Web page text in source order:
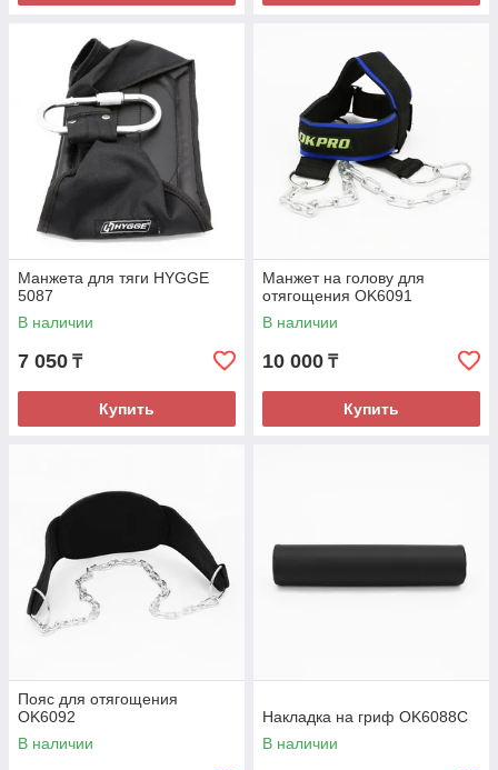
Манжета для тяги HYGGE
5087
В наличии
7 050 ₸
Купить
Манжет на голову для
отягощения OK6091
В наличии
10 000 ₸
Купить
Пояс для отягощения
OK6092
В наличии
Накладка на гриф OK6088C
В наличии